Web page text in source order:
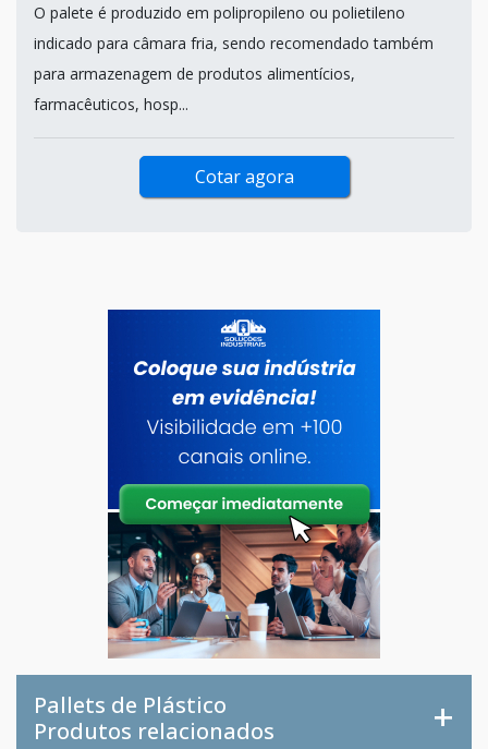
O palete é produzido em polipropileno ou polietileno
indicado para câmara fria, sendo recomendado também
para armazenagem de produtos alimentícios,
farmacêuticos, hosp...
Cotar agora
Pallets de Plástico
Produtos relacionados